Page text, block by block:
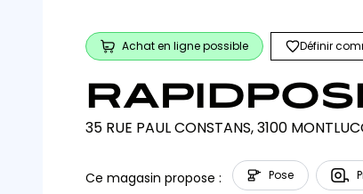
Achat en ligne possible Définir
35 RUE PAUL CONSTANS, 3100
Ce magasin propose : Pose